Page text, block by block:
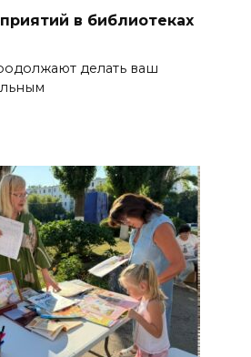
в библиотеках
делать ваш